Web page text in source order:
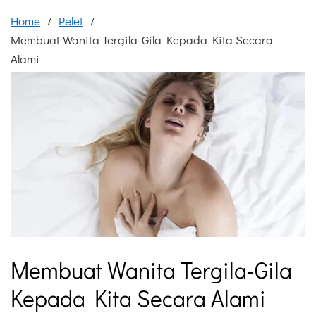
Home
Pelet
Membuat Wanita Tergila-Gila Kepada Kita Secara
Alami
Membuat Wanita Tergila-Gila
Kepada Kita Secara Alami